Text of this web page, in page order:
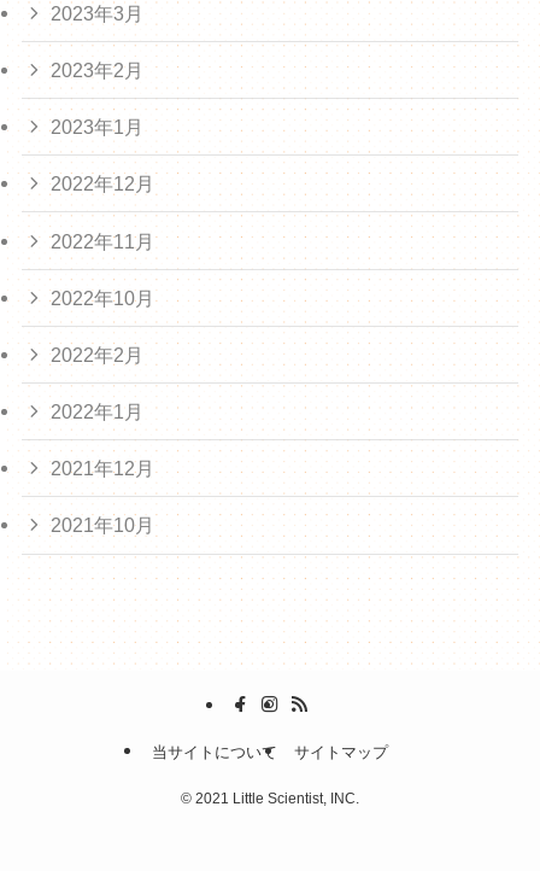
2023年3月
2023年2月
2023年1月
2022年12月
2022年11月
2022年10月
2022年2月
2022年1月
2021年12月
2021年10月
当サイトについて サイトマップ
© 2021 Little Scientist, INC.